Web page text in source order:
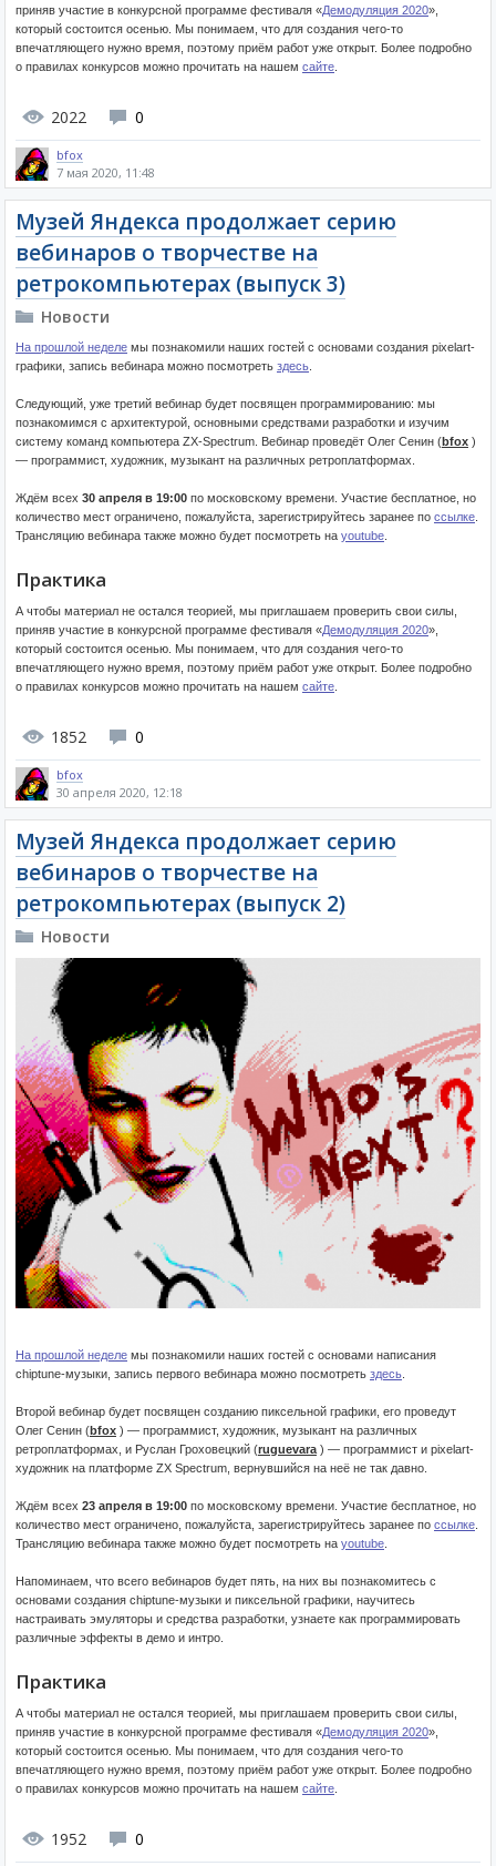
приняв участие в конкурсной программе фестиваля «Демодуляция 2020»,
который состоится осенью. Мы понимаем, что для создания чего-то
впечатляющего нужно время, поэтому приём работ уже открыт. Более подробно
о правилах конкурсов можно прочитать на нашем сайте
2022 0
bfox
7 мая 2020, 11:48
Музей Яндекса продолжает серию
вебинаров о творчестве на
ретрокомпьютерах (выпуск 3)
Новости
На прошлой неделе мы познакомили наших гостей с основами создания pixelart-
графики, запись вебинара можно посмотреть здесь
Следующий, уже третий вебинар будет посвящен программированию: мы
познакомимся с архитектурой, основными средствами разработки и изучим
систему команд компьютера ZX-Spectrum. Вебинар проведёт Олег Сенин (bfox )
— программист, художник, музыкант на различных ретроплатформах.
Ждём всех 30 апреля в 19:00 по московскому времени. Участие бесплатное, но
количество мест ограничено, пожалуйста, зарегистрируйтесь заранее по ссылке
Трансляцию вебинара также можно будет посмотреть на youtube
Практика
А чтобы материал не остался теорией, мы приглашаем проверить свои силы,
приняв участие в конкурсной программе фестиваля «Демодуляция 2020»,
который состоится осенью. Мы понимаем, что для создания чего-то
впечатляющего нужно время, поэтому приём работ уже открыт. Более подробно
о правилах конкурсов можно прочитать на нашем сайте
1852 0
bfox
30 апреля 2020, 12:18
Музей Яндекса продолжает серию
вебинаров о творчестве на
ретрокомпьютерах (выпуск 2)
Новости
На прошлой неделе мы познакомили наших гостей с основами написания
chiptune-музыки, запись первого вебинара можно посмотреть здесь
Второй вебинар будет посвящен созданию пиксельной графики, его проведут
Олег Сенин (bfox ) — программист, художник, музыкант на различных
ретроплатформах, и Руслан Гроховецкий (ruguevara ) — программист и pixelart-
художник на платформе ZX Spectrum, вернувшийся на неё не так давно.
Ждём всех 23 апреля в 19:00 по московскому времени. Участие бесплатное, но
количество мест ограничено, пожалуйста, зарегистрируйтесь заранее по ссылке
Трансляцию вебинара также можно будет посмотреть на youtube
Напоминаем, что всего вебинаров будет пять, на них вы познакомитесь с
основами создания chiptune-музыки и пиксельной графики, научитесь
настраивать эмуляторы и средства разработки, узнаете как программировать
различные эффекты в демо и интро.
Практика
А чтобы материал не остался теорией, мы приглашаем проверить свои силы,
приняв участие в конкурсной программе фестиваля «Демодуляция 2020»,
который состоится осенью. Мы понимаем, что для создания чего-то
впечатляющего нужно время, поэтому приём работ уже открыт. Более подробно
о правилах конкурсов можно прочитать на нашем сайте
1952 0